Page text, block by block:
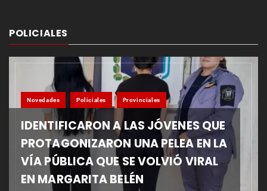
POLICIALES
Novedades Policiales Provinciales
IDENTIFICARON A LAS JÓVENES QUE
PROTAGONIZARON UNA PELEA EN LA
VÍA PÚBLICA QUE SE VOLVIÓ VIRAL
EN MARGARITA BELÉN